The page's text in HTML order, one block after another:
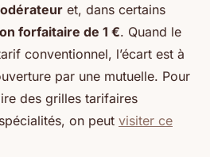
et, dans certains
forfaitaire de 1 €. Quand le
conventionnel, l’écart est à
par une mutuelle. Pour
des grilles tarifaires
on peut visiter ce